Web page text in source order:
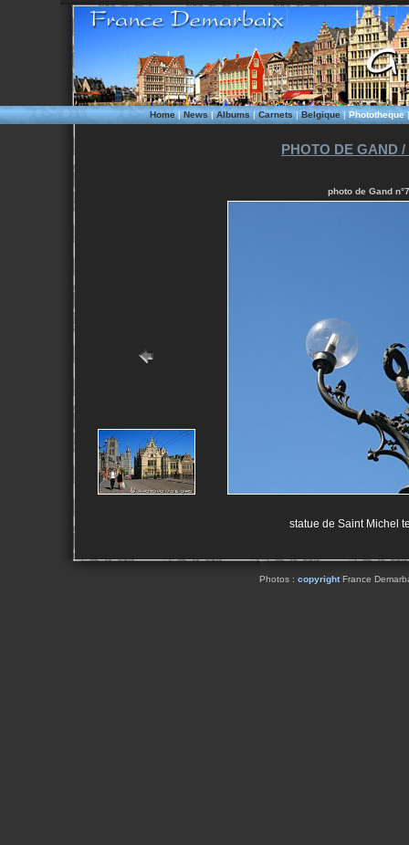
Home|News|Albums|Carnets|Belgique|Phototheque
PHOTO DE GAND
photo de Gand
statue de Saint Michel
Photos : copyrightFrance